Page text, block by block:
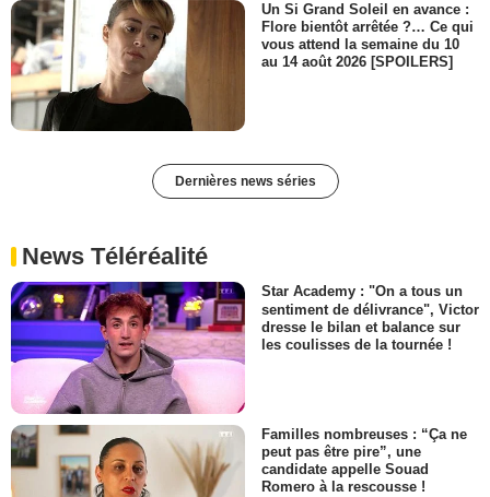
Un Si Grand Soleil en avance :
Flore bientôt arrêtée ?… Ce qui
vous attend la semaine du 10
au 14 août 2026 [SPOILERS]
Dernières news séries
News Téléréalité
Star Academy : "On a tous un
sentiment de délivrance", Victor
dresse le bilan et balance sur
les coulisses de la tournée !
Familles nombreuses : “Ça ne
peut pas être pire”, une
candidate appelle Souad
Romero à la rescousse !